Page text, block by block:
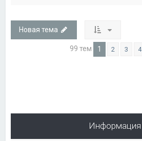
Новая тема
99 тем 1 2 3 4
Информация